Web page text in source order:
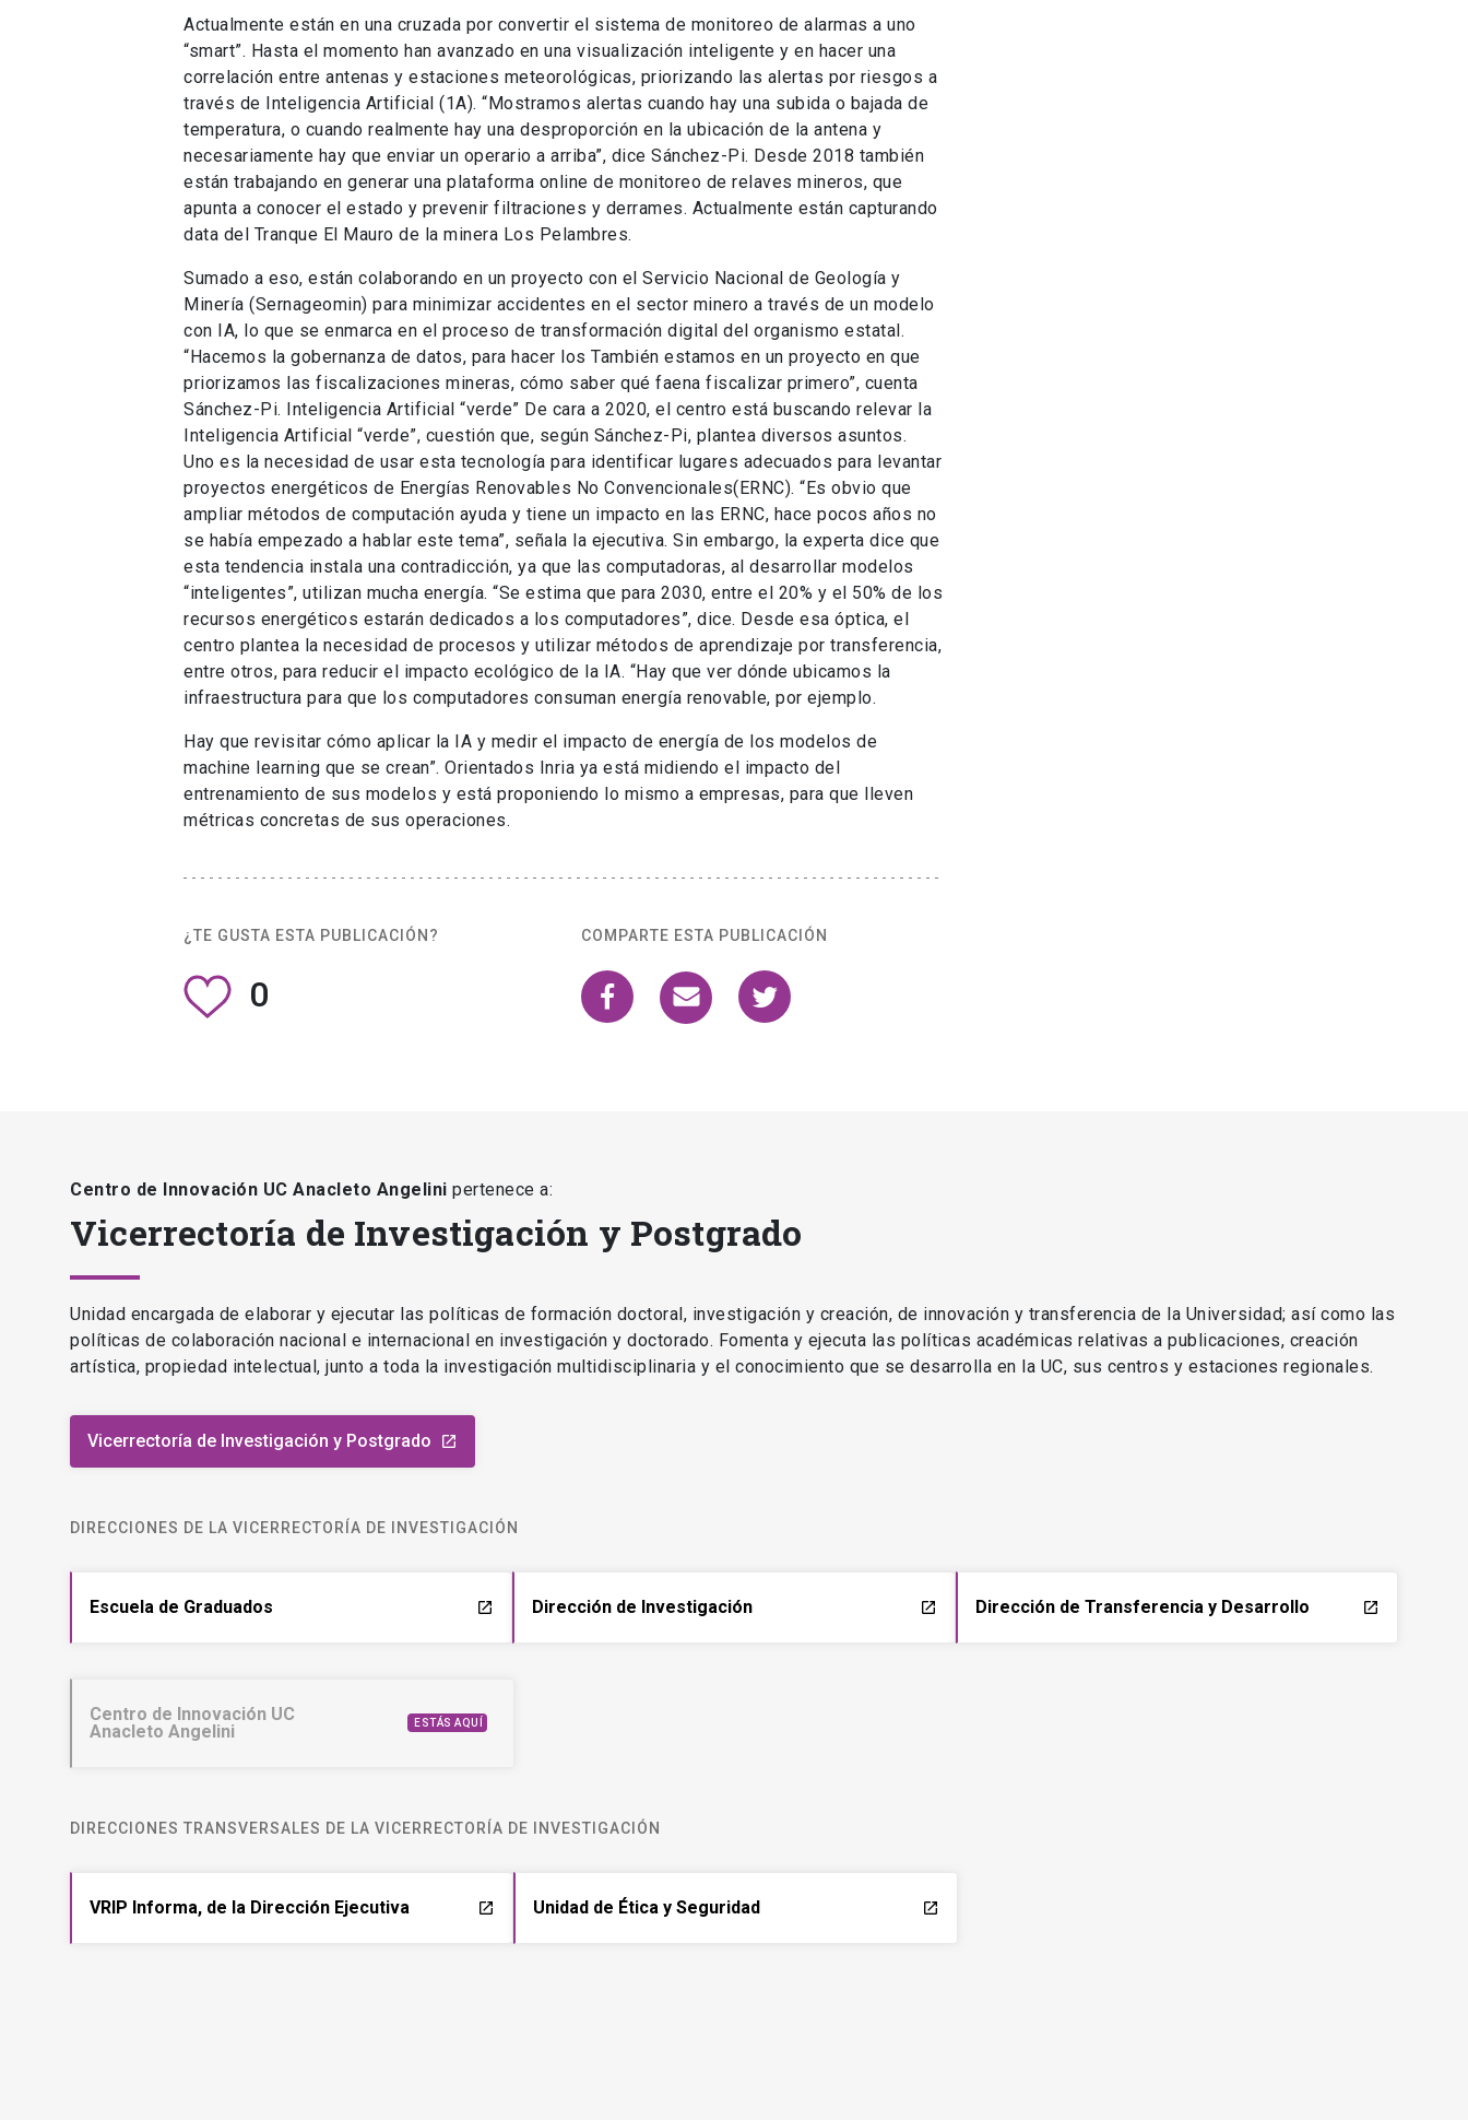
Actualmente están en una cruzada por convertir el sistema de monitoreo de alarmas a uno
“smart”. Hasta el momento han avanzado en una visualización inteligente y en hacer una
correlación entre antenas y estaciones meteorológicas, priorizando las alertas por riesgos a
través de Inteligencia Artificial (1A). “Mostramos alertas cuando hay una subida o bajada de
temperatura, o cuando realmente hay una desproporción en la ubicación de la antena y
necesariamente hay que enviar un operario a arriba”, dice Sánchez-Pi. Desde 2018 también
están trabajando en generar una plataforma online de monitoreo de relaves mineros, que
apunta a conocer el estado y prevenir filtraciones y derrames. Actualmente están capturando
data del Tranque El Mauro de la minera Los Pelambres.
Sumado a eso, están colaborando en un proyecto con el Servicio Nacional de Geología y
Minería (Sernageomin) para minimizar accidentes en el sector minero a través de un modelo
con IA, lo que se enmarca en el proceso de transformación digital del organismo estatal.
“Hacemos la gobernanza de datos, para hacer los También estamos en un proyecto en que
priorizamos las fiscalizaciones mineras, cómo saber qué faena fiscalizar primero”, cuenta
Sánchez-Pi. Inteligencia Artificial “verde” De cara a 2020, el centro está buscando relevar la
Inteligencia Artificial “verde”, cuestión que, según Sánchez-Pi, plantea diversos asuntos.
Uno es la necesidad de usar esta tecnología para identificar lugares adecuados para levantar
proyectos energéticos de Energías Renovables No Convencionales(ERNC). “Es obvio que
ampliar métodos de computación ayuda y tiene un impacto en las ERNC, hace pocos años no
se había empezado a hablar este tema”, señala la ejecutiva. Sin embargo, la experta dice que
esta tendencia instala una contradicción, ya que las computadoras, al desarrollar modelos
“inteligentes”, utilizan mucha energía. “Se estima que para 2030, entre el 20% y el 50% de los
recursos energéticos estarán dedicados a los computadores”, dice. Desde esa óptica, el
centro plantea la necesidad de procesos y utilizar métodos de aprendizaje por transferencia,
entre otros, para reducir el impacto ecológico de la IA. “Hay que ver dónde ubicamos la
infraestructura para que los computadores consuman energía renovable, por ejemplo.
Hay que revisitar cómo aplicar la IA y medir el impacto de energía de los modelos de
machine learning que se crean”. Orientados Inria ya está midiendo el impacto del
entrenamiento de sus modelos y está proponiendo lo mismo a empresas, para que lleven
métricas concretas de sus operaciones.
¿TE GUSTA ESTA PUBLICACIÓN?
0
COMPARTE ESTA PUBLICACIÓN
Centro de Innovación UC Anacleto Angelini pertenece a:
Vicerrectoría de Investigación y Postgrado
Unidad encargada de elaborar y ejecutar las políticas de formación doctoral, investigación y creación, de innovación y transferencia de la Universidad; así como las
políticas de colaboración nacional e internacional en investigación y doctorado. Fomenta y ejecuta las políticas académicas relativas a publicaciones, creación
artística, propiedad intelectual, junto a toda la investigación multidisciplinaria y el conocimiento que se desarrolla en la UC, sus centros y estaciones regionales.
Vicerrectoría de Investigación y Postgrado launch
DIRECCIONES DE LA VICERRECTORÍA DE INVESTIGACIÓN
Escuela de Graduados launch Dirección de Investigación launch Dirección de Transferencia y Desarrollo launch
Centro de Innovación UC
Anacleto Angelini
ESTÁS AQUÍ
DIRECCIONES TRANSVERSALES DE LA VICERRECTORÍA DE INVESTIGACIÓN
VRIP Informa, de la Dirección Ejecutiva launch Unidad de Ética y Seguridad launch